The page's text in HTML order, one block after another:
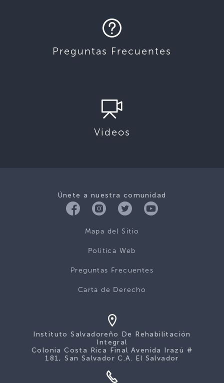
Preguntas Frecuentes
Videos
Únete a nuestra comunidad
Mapa del Sitio
Politica Web
Preguntas Frecuentes
Carta de Derecho
Instituto Salvadoreño De Rehabilitación
Integral
Colonia Costa Rica Final Avenida Irazú #
181, San Salvador C.A. El Salvador